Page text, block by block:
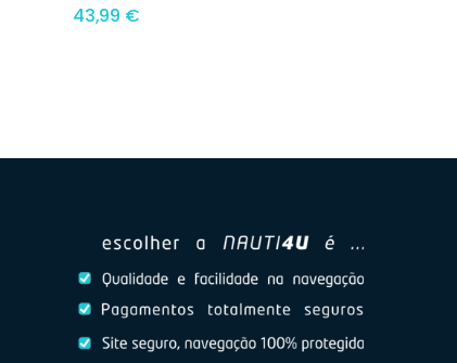
43,99 €